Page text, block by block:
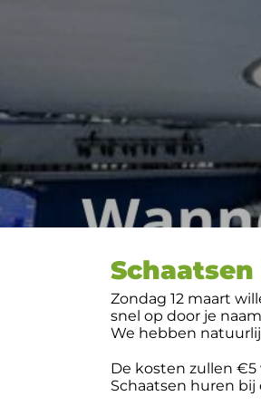
Zondag 12 maart
snel op door je
We hebben
De kosten zullen €5
Schaatsen huren